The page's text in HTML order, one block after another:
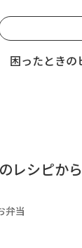
困ったときの
レシピか
弁当